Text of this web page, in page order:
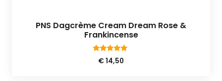
PNS Dagcrème Cream Dream Rose &
Frankincense
4.80
van 5
€14,50